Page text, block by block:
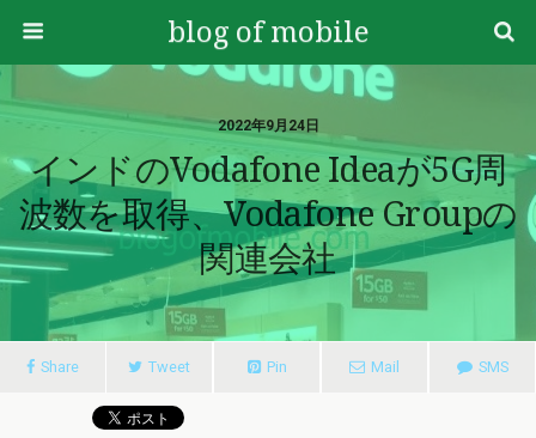
blog of mobile
2022年9月24日
インドのVodafone Ideaが5G周
波数を取得、Vodafone Groupの
関連会社
Share Tweet Pin Mail SMS